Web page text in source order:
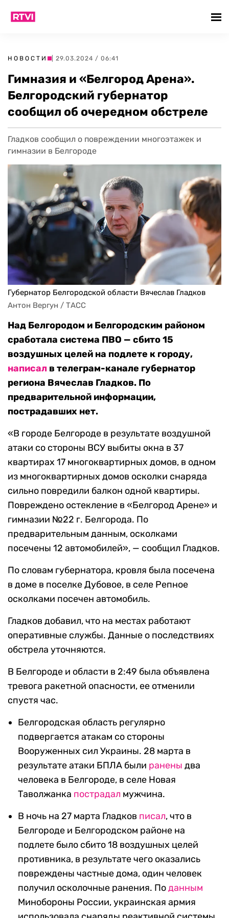
НОВОСТИ | 29.03.2024 / 06:41
Гимназия и «Белгород Арена».
Белгородский губернатор
сообщил об очередном обстреле
Гладков сообщил о повреждении многоэтажек и
гимназии в Белгороде
Губернатор Белгородской области Вячеслав Гладков
Антон Вергун / ТАСС
Над Белгородом и Белгородским районом
сработала система ПВО — сбито 15
воздушных целей на подлете к городу,
написал в телеграм-канале губернатор
региона Вячеслав Гладков. По
предварительной информации,
пострадавших нет.
«В городе Белгороде в результате воздушной
атаки со стороны ВСУ выбиты окна в 37
квартирах 17 многоквартирных домов, в одном
из многоквартирных домов осколки снаряда
сильно повредили балкон одной квартиры.
Повреждено остекление в «Белгород Арене» и
гимназии №22 г. Белгорода. По
предварительным данным, осколками
посечены 12 автомобилей», — сообщил Гладков.
По словам губернатора, кровля была посечена
в доме в поселке Дубовое, в селе Репное
осколками посечен автомобиль.
Гладков добавил, что на местах работают
оперативные службы. Данные о последствиях
обстрела уточняются.
В Белгороде и области в 2:49 была объявлена
тревога ракетной опасности, ее отменили
спустя час.
Белгородская область регулярно
подвергается атакам со стороны
Вооруженных сил Украины. 28 марта в
результате атаки БПЛА были ранены два
человека в Белгороде, в селе Новая
Таволжанка пострадал мужчина.
В ночь на 27 марта Гладков писал, что в
Белгороде и Белгородском районе на
подлете было сбито 18 воздушных целей
противника, в результате чего оказались
повреждены частные дома, один человек
получил осколочные ранения. Поданным
Минобороны России, украинская армия